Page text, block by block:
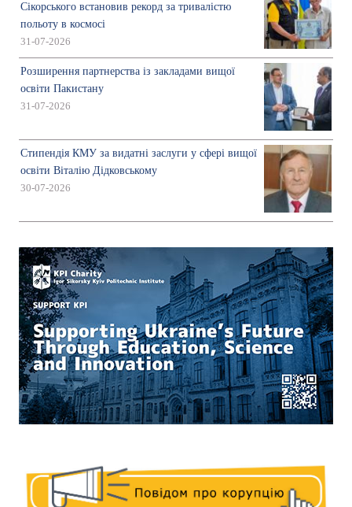
Сікорського встановив рекорд за тривалістю
польоту в космосі
31-07-2026
Розширення партнерства із закладами вищої
освіти Пакистану
31-07-2026
Стипендія КМУ за видатні заслуги у сфері вищої
освіти Віталію Дідковському
30-07-2026